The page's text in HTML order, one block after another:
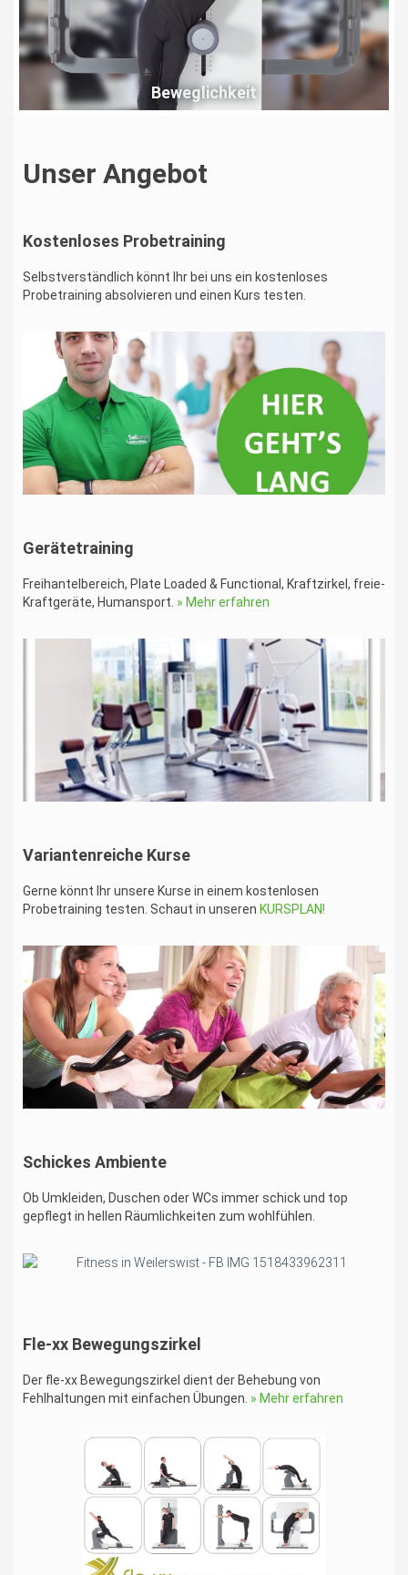
Beweglichkeit
Unser Angebot
Kostenloses Probetraining
Selbstverständlich könnt Ihr bei uns ein kostenloses
Probetraining absolvieren und einen Kurs testen.
Gerätetraining
Freihantelbereich, Plate Loaded & Functional, Kraftzirkel, freie-
Kraftgeräte, Humansport. » Mehr erfahren
Variantenreiche Kurse
Gerne könnt Ihr unsere Kurse in einem kostenlosen
Probetraining testen. Schaut in unseren KURSPLAN!
Schickes Ambiente
Ob Umkleiden, Duschen oder WCs immer schick und top
gepflegt in hellen Räumlichkeiten zum wohlfühlen.
Fle-xx Bewegungszirkel
Der fle-xx Bewegungszirkel dient der Behebung von
Fehlhaltungen mit einfachen Übungen. » Mehr erfahren